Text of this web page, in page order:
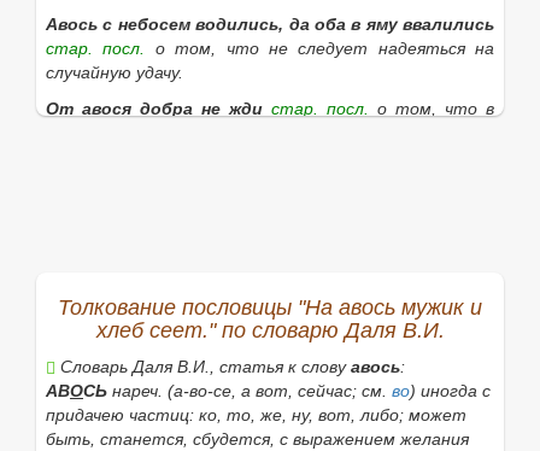
Авось с небосем водились, да оба в яму ввалились
стар.
посл.
о том, что не следует надеяться на
случайную удачу.
От авося добра не жди стар. посл. о том, что в
Найти
Толкование пословицы "На авось мужик и
хлеб сеет." по словарю Даля В.И.
Словарь Даля В.И., статья к словуавось:
АВОСЬ нареч. (а-во-се, а вот, сейчас; см. во) иногда с
придачею частиц: ко, то, же, ну, вот, либо; может
быть, станется, сбудется, с выражением желания